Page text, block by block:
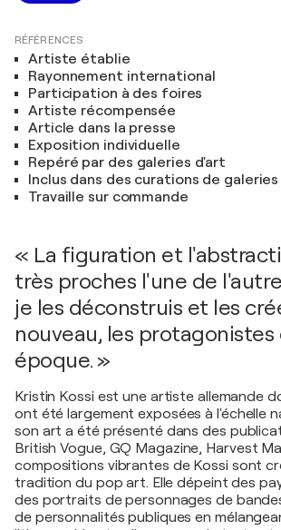
RÉFÉRENCES
Artiste établie
Rayonnement international
Participation à des foires
Artiste récompensée
Article dans la presse
Exposition individuelle
Repéré par des galeries d'art
Inclus dans des curations de
Travaille sur commande
« La figuration et
très proches l'une de
je les déconstruis et les
nouveau, les
époque. »
Kristin Kossi est une artiste allemande
ont été largement exposées à l'échelle
son art a été présenté dans des
British Vogue, GQ Magazine, Harvest
compositions vibrantes de Kossi sont
tradition du pop art. Elle dépeint des
des portraits de personnages de
de personnalités publiques en